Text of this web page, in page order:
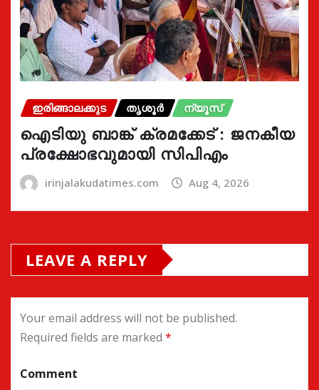
ഇരിങ്ങാലക്കുട തൃശൂർ ന്യൂസ്
ഐടിയു ബാങ്ക് ക്രമക്കേട് : ജനകീയ
പ്രക്ഷോഭവുമായി സിപിഎം
irinjalakudatimes.com Aug 4, 2026
LEAVE A REPLY
Your email address will not be published.
Required fields are marked *
Comment